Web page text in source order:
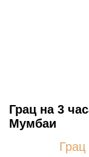
Грац на 3
Мумбаи
Грац